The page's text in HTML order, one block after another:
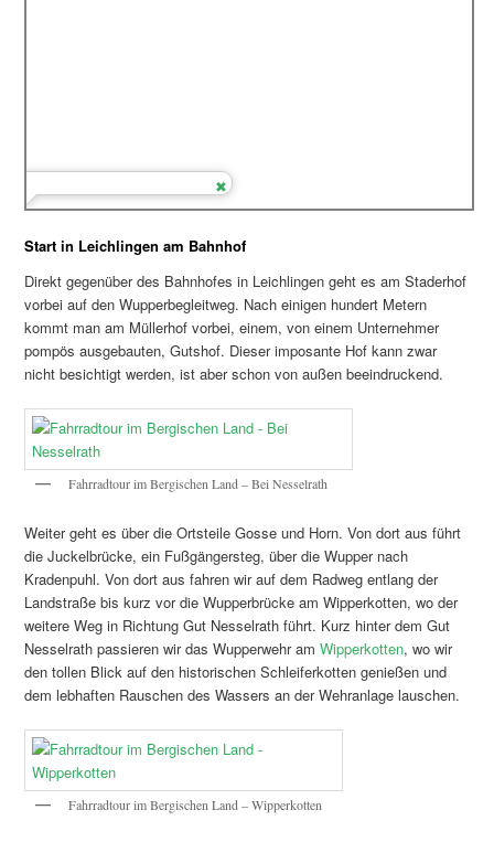
Start in Leichlingen am Bahnhof
Direkt gegenüber des Bahnhofes in Leichlingen geht es am Staderhof
vorbei auf den Wupperbegleitweg. Nach einigen hundert Metern
kommt man am Müllerhof vorbei, einem, von einem Unternehmer
pompös ausgebauten, Gutshof. Dieser imposante Hof kann zwar
nicht besichtigt werden, ist aber schon von außen beeindruckend.
Fahrradtour im Bergischen Land – Bei Nesselrath
Weiter geht es über die Ortsteile Gosse und Horn. Von dort aus führt
die Juckelbrücke, ein Fußgängersteg, über die Wupper nach
Kradenpuhl. Von dort aus fahren wir auf dem Radweg entlang der
Landstraße bis kurz vor die Wupperbrücke am Wipperkotten, wo der
weitere Weg in Richtung Gut Nesselrath führt. Kurz hinter dem Gut
Nesselrath passieren wir das Wupperwehr amWipperkotten, wo wir
den tollen Blick auf den historischen Schleiferkotten genießen und
dem lebhaften Rauschen des Wassers an der Wehranlage lauschen.
Fahrradtour im Bergischen Land – Wipperkotten